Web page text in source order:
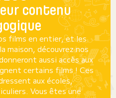
contenu
films en entier, et les
maison, découvrez nos
aussi accès aux
certains films ! Ces
aux écoles,
Vous êtes une